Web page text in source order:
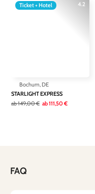
4.2
Ticket + Hotel
Bochum, DE
STARLIGHT EXPRESS
ab149,00 € ab111,50 €
FAQ